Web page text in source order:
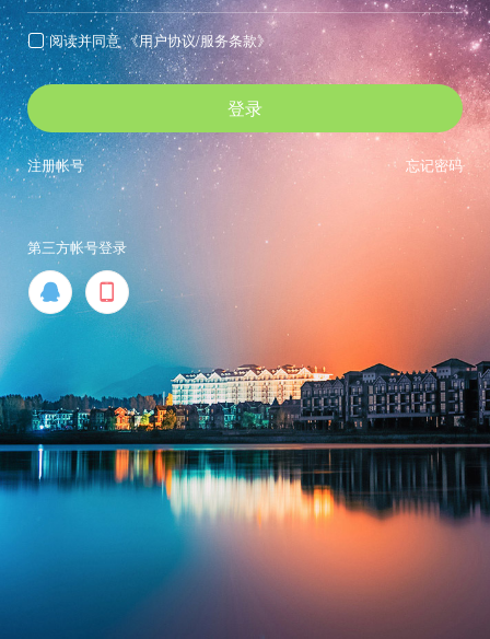
 阅读并同意 《用户协议/服务条款》
登录
忘记密码
注册帐号
第三方帐号登录
 